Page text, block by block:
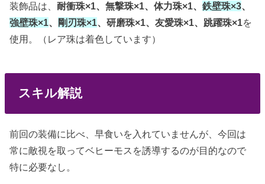
装飾品は、耐衝珠×1、無撃珠×1、体力珠×1、鉄壁珠×3、
強壁珠×1、 剛刃珠×1、研磨珠×1、友愛珠×1、跳躍珠×1を
使用。（レア珠は着色しています）
スキル解説
前回の装備に比べ、早食いを入れていませんが、今回は
常に敵視を取ってベヒーモスを誘導するのが目的なので
特に必要なし。